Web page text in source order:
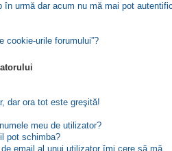
în urmă dar acum nu mă mai pot
cookie-urile forumului”?
dar ora tot este greşită!
meu de utilizator?
pot schimba?
email al unui utilizator îmi cere să mă